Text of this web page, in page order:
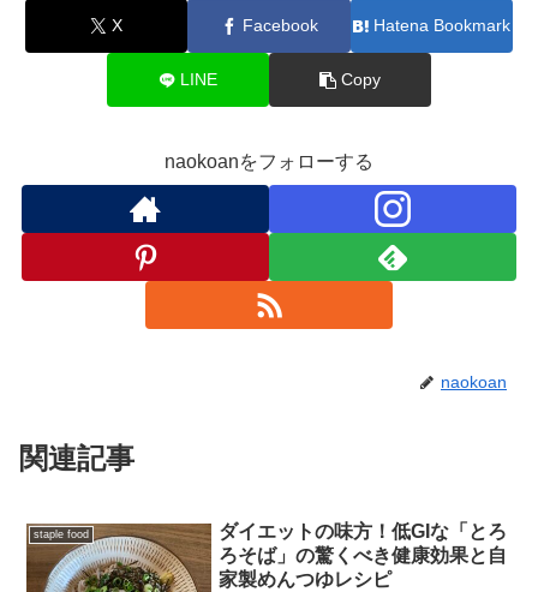
X Facebook Hatena Bookmark
LINE Copy
naokoanをフォローする
naokoan
関連記事
staple food
ダイエットの味方！低GIな「とろ
ろそば」の驚くべき健康効果と自
家製めんつゆレシピ